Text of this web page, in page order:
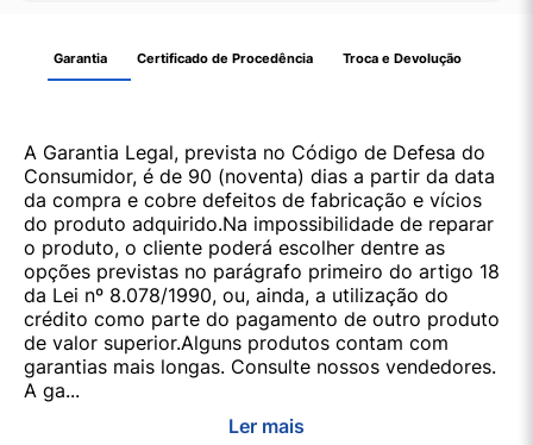
Garantia Certificado de Procedência Troca e Devolução
A Garantia Legal, prevista no Código de Defesa do
Consumidor, é de 90 (noventa) dias a partir da data
da compra e cobre defeitos de fabricação e vícios
do produto adquirido.Na impossibilidade de reparar
o produto, o cliente poderá escolher dentre as
opções previstas no parágrafo primeiro do artigo 18
da Lei nº 8.078/1990, ou, ainda, a utilização do
crédito como parte do pagamento de outro produto
de valor superior.Alguns produtos contam com
garantias mais longas. Consulte nossos vendedores.
A ga...
Ler mais